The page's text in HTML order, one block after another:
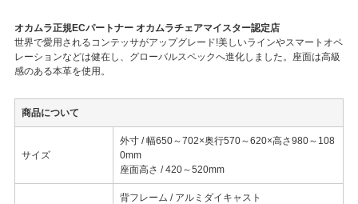
オカムラ正規ECパートナー オカムラチェアマイスター認定店
世界で愛用されるコンテッサがアップグレード!美しいラインやスマートオペ
レーションなどは健在し、グローバルスペックへ進化しました。座面は高級
感のある本革を使用。
商品について
サイズ
外寸 / 幅650～702×奥行570～620×高さ980～108
0mm
座面高さ / 420～520mm
背フレーム / アルミダイキャスト